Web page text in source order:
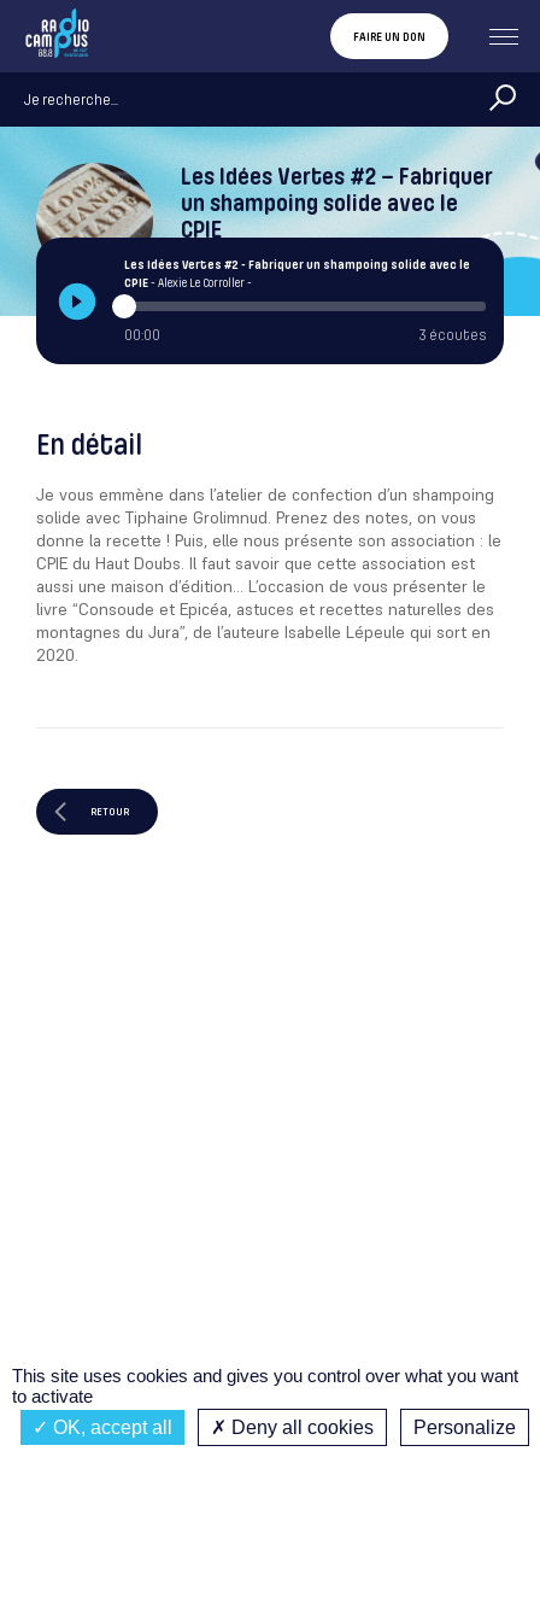
FAIRE UN DON
Émission à l'antenne
Les Idées Vertes #2 – Fabriquer
un shampoing solide avec le
CPIE
Les Idées Vertes #2 - Fabriquer un shampoing solide avec le
CPIE- Alexie Le Corroller -
00:00 3 écoutes
En détail
Je vous emmène dans l’atelier de confection d’un shampoing
solide avec Tiphaine Grolimnud. Prenez des notes, on vous
donne la recette ! Puis, elle nous présente son association : le
CPIE du Haut Doubs. Il faut savoir que cette association est
aussi une maison d’édition… L’occasion de vous présenter le
livre “Consoude et Epicéa, astuces et recettes naturelles des
montagnes du Jura”, de l’auteure Isabelle Lépeule qui sort en
2020.
RETOUR
Actualités À propos
This site uses cookies and gives you control over what you want
to activate
OK, accept all
Deny all cookies
Personalize